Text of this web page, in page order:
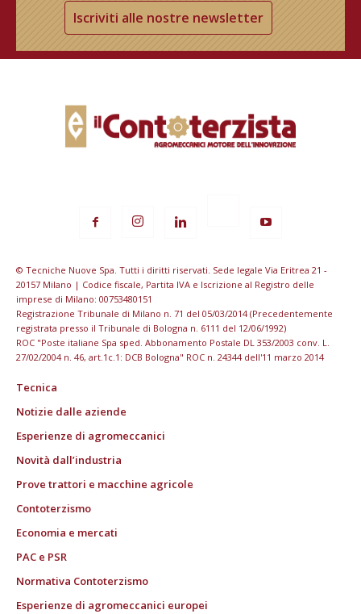
Iscriviti alle nostre newsletter
© Tecniche Nuove Spa. Tutti i diritti riservati. Sede legale Via Eritrea 21 -
20157 Milano | Codice fiscale, Partita IVA e Iscrizione al Registro delle
imprese di Milano: 00753480151
Registrazione Tribunale di Milano n. 71 del 05/03/2014 (Precedentemente
registrata presso il Tribunale di Bologna n. 6111 del 12/06/1992)
ROC "Poste italiane Spa sped. Abbonamento Postale DL 353/2003 conv. L.
27/02/2004 n. 46, art.1c.1: DCB Bologna" ROC n. 24344 dell'11 marzo 2014
Tecnica
Notizie dalle aziende
Esperienze di agromeccanici
Novità dall’industria
Prove trattori e macchine agricole
Contoterzismo
Economia e mercati
PAC e PSR
Normativa Contoterzismo
Esperienze di agromeccanici europei